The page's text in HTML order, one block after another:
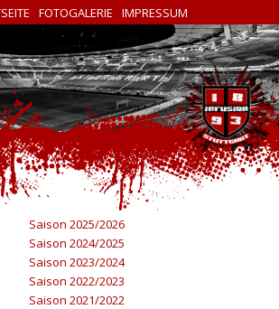
FOTOGALERIE IMPRESSUM
Saison 2025/2026
Saison 2024/2025
Saison 2023/2024
Saison 2022/2023
Saison 2021/2022